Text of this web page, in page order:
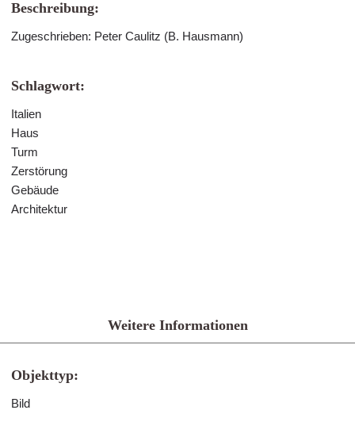
Beschreibung:
Zugeschrieben: Peter Caulitz (B. Hausmann)
Schlagwort:
Italien
Haus
Turm
Zerstörung
Gebäude
Architektur
Weitere Informationen
Objekttyp:
Bild